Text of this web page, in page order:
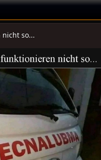
so...